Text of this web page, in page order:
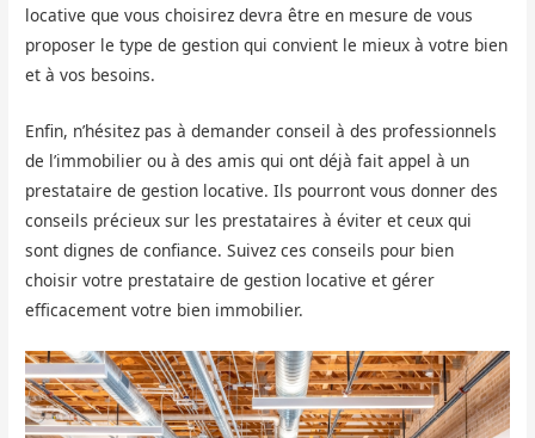
locative que vous choisirez devra être en mesure de vous
proposer le type de gestion qui convient le mieux à votre bien
et à vos besoins.
Enfin, n’hésitez pas à demander conseil à des professionnels
de l’immobilier ou à des amis qui ont déjà fait appel à un
prestataire de gestion locative. Ils pourront vous donner des
conseils précieux sur les prestataires à éviter et ceux qui
sont dignes de confiance. Suivez ces conseils pour bien
choisir votre prestataire de gestion locative et gérer
efficacement votre bien immobilier.